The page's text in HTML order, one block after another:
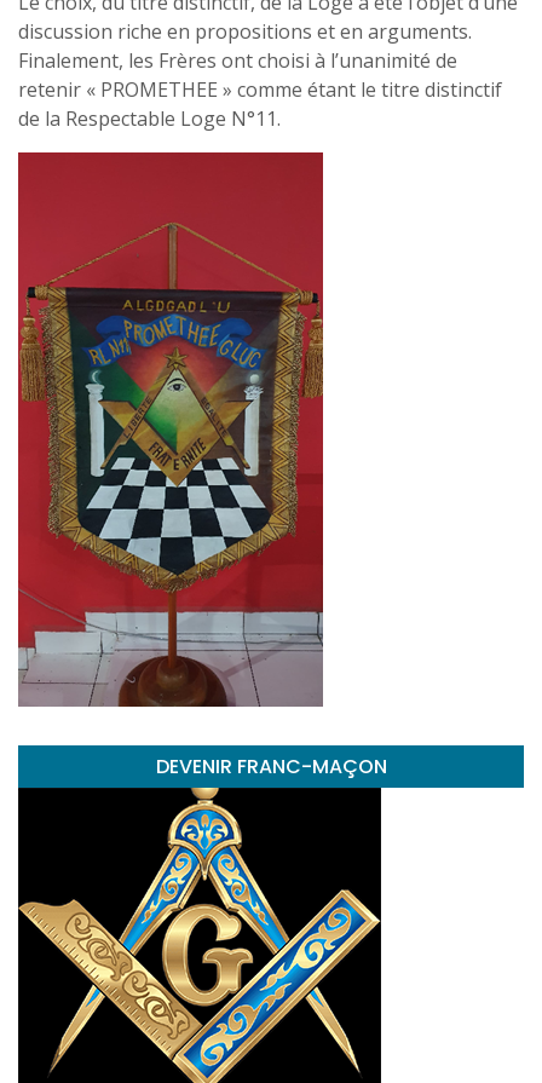
discussion riche en propositions et en arguments.
Finalement, les Frères ont choisi à l’unanimité de
retenir « PROMETHEE » comme étant le titre distinctif
de la Respectable Loge N°11.
DEVENIR FRANC-MAÇON